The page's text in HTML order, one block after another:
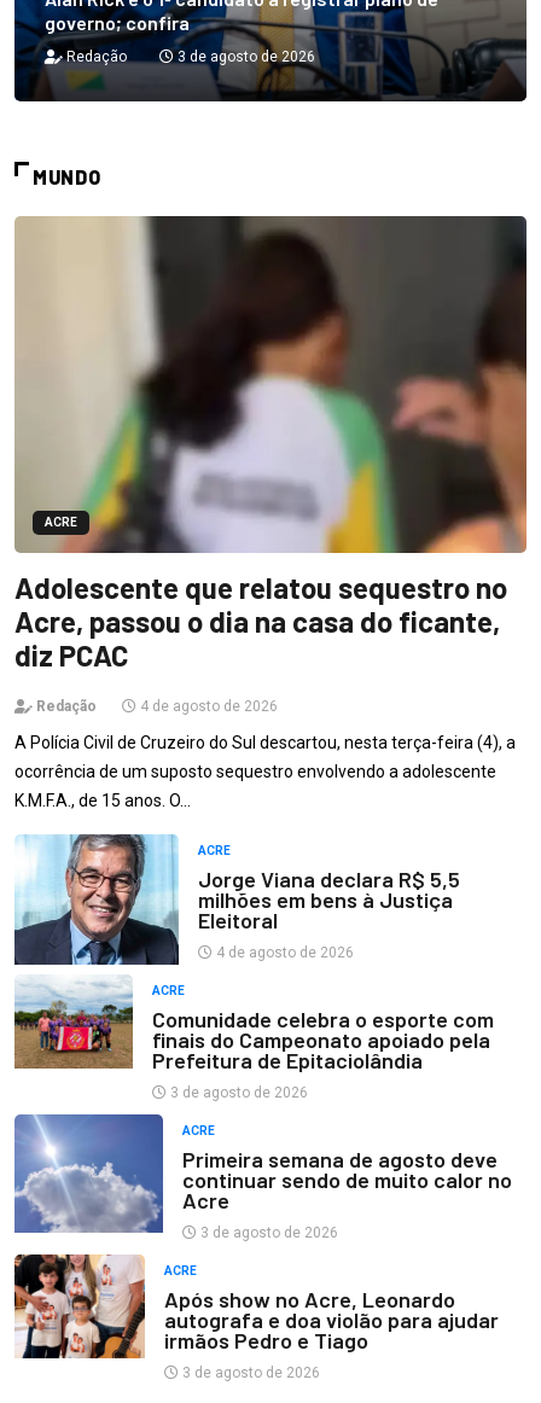
governo; confira
Redação 3 de agosto de 2026
MUNDO
ACRE
Adolescente que relatou sequestro no
Acre, passou o dia na casa do ficante,
diz PCAC
Redação 4 de agosto de 2026
A Polícia Civil de Cruzeiro do Sul descartou, nesta terça-feira (4), a
ocorrência de um suposto sequestro envolvendo a adolescente
K.M.F.A., de 15 anos. O…
ACRE
Jorge Viana declara R$ 5,5
milhões em bens à Justiça
Eleitoral
4 de agosto de 2026
ACRE
Comunidade celebra o esporte com
finais do Campeonato apoiado pela
Prefeitura de Epitaciolândia
3 de agosto de 2026
ACRE
Primeira semana de agosto deve
continuar sendo de muito calor no
Acre
3 de agosto de 2026
ACRE
Após show no Acre, Leonardo
autografa e doa violão para ajudar
irmãos Pedro e Tiago
3 de agosto de 2026